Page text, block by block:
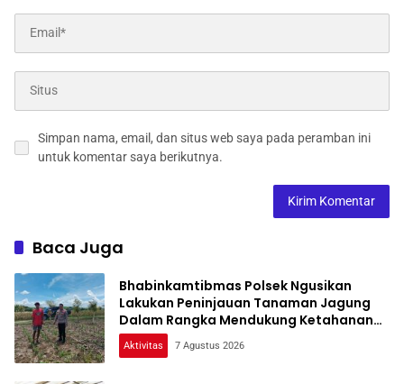
Simpan nama, email, dan situs web saya pada peramban ini
untuk komentar saya berikutnya.
Baca Juga
Bhabinkamtibmas Polsek Ngusikan
Lakukan Peninjauan Tanaman Jagung
Dalam Rangka Mendukung Ketahanan
Pangan
Aktivitas 7 Agustus 2026